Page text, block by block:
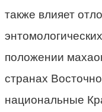
также влияет
положении
странах
национальные